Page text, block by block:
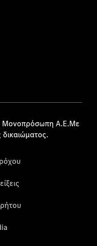
Μονοπρόσωπη Α.Ε.Με